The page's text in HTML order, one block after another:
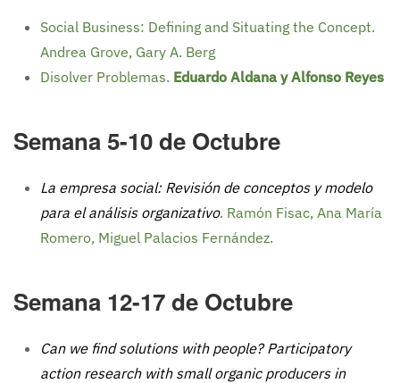
Social Business: Defining and Situating the Concept.
Andrea Grove, Gary A. Berg
Disolver Problemas. Eduardo Aldana y Alfonso Reyes
Semana 5-10 de Octubre
La empresa social: Revisión de conceptos y modelo
para el análisis organizativo. Ramón Fisac, Ana María
Romero, Miguel Palacios Fernández.
Semana 12-17 de Octubre
Can we find solutions with people? Participatory
action research with small organic producers in